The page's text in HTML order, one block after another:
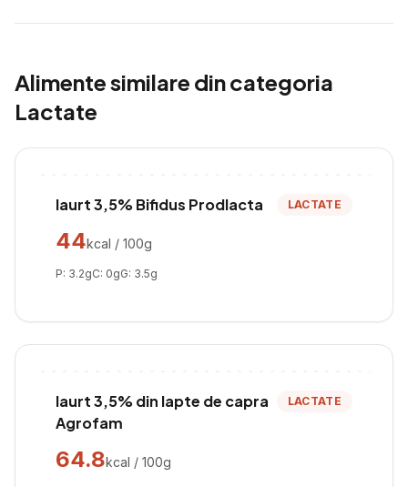
Alimente similare din categoria
Lactate
Iaurt 3,5% Bifidus Prodlacta LACTATE
44kcal / 100g
P: 3.2gC: 0gG: 3.5g
Iaurt 3,5% din lapte de capra
Agrofam
LACTATE
64.8kcal / 100g